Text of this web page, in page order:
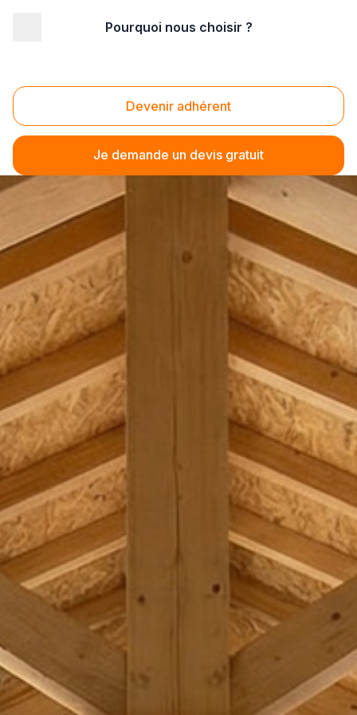
Pourquoi nous choisir ?
Devenir adhérent
Je demande un devis gratuit